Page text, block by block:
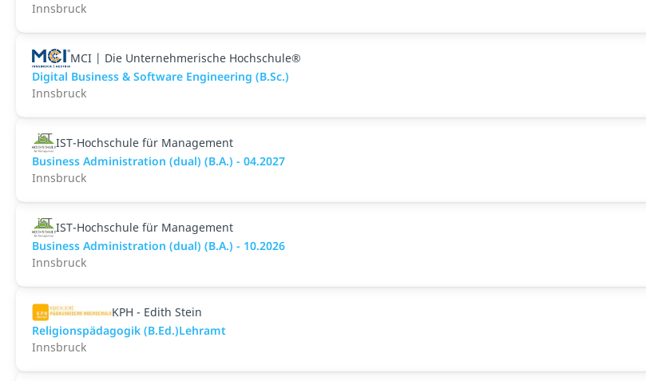
Innsbruck
MCI | Die Unternehmerische Hochschule®
Digital Business & Software Engineering (B.Sc.)
Innsbruck
IST-Hochschule für Management
Business Administration (dual) (B.A.) - 04.2027
Innsbruck
IST-Hochschule für Management
Business Administration (dual) (B.A.) - 10.2026
Innsbruck
KPH - Edith Stein
Religionspädagogik (B.Ed.)Lehramt
Innsbruck